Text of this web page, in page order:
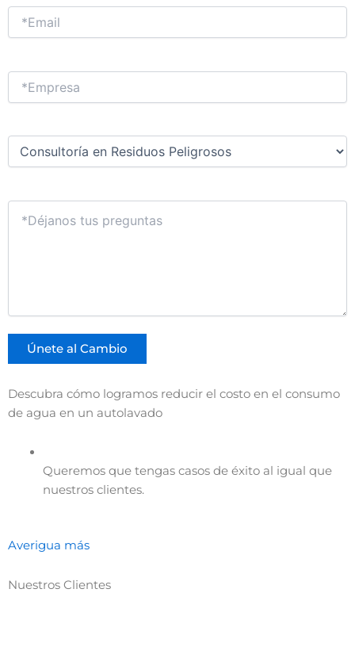
Descubra cómo logramos reducir el costo en el consumo
de agua en un autolavado
Queremos que tengas casos de éxito al igual que
nuestros clientes.
Averigua más
Nuestros Clientes